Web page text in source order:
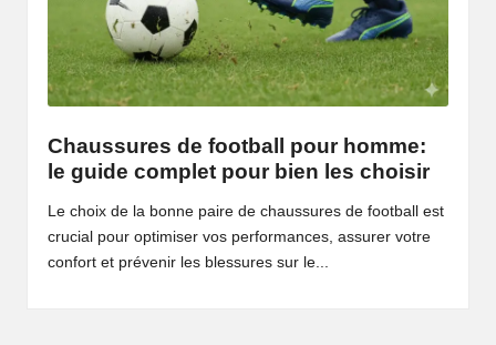
Chaussures de football pour homme:
le guide complet pour bien les choisir
Le choix de la bonne paire de chaussures de football est
crucial pour optimiser vos performances, assurer votre
confort et prévenir les blessures sur le...